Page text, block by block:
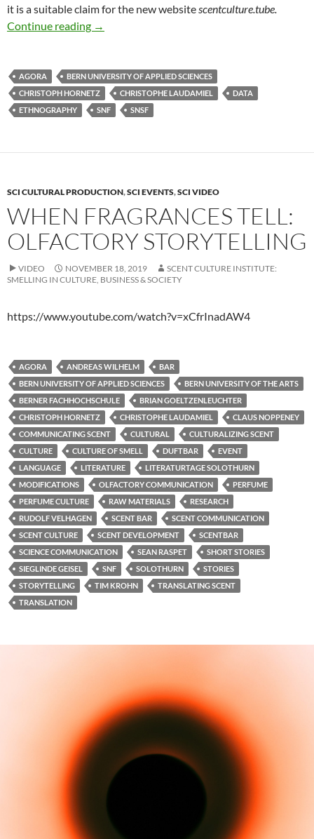
it is a suitable claim for the new websitescentculture.tube.
Continue reading Countdown…
→
AGORA
BERN UNIVERSITY OF APPLIED SCIENCES
CHRISTOPH HORNETZ
CHRISTOPHE LAUDAMIEL
DATA
ETHNOGRAPHY
SNF SNSF
SCI CULTURAL PRODUCTION,SCI EVENTS,SCI VIDEO
WHEN FRAGRANCES TELL:
OLFACTORY STORYTELLING
VIDEO NOVEMBER 18, 2019
SCENT CULTURE INSTITUTE:
SMELLING IN CULTURE, BUSINESS & SOCIETY
https://www.youtube.com/watch?v=xCfrInadAW4
AGORA ANDREAS WILHELM
BAR
BERN UNIVERSITY OF APPLIED SCIENCES
BERN UNIVERSITY OF THE ARTS
BERNER FACHHOCHSCHULE
BRIAN GOELTZENLEUCHTER
CHRISTOPH HORNETZ
CHRISTOPHE LAUDAMIEL
CLAUS NOPPENEY
COMMUNICATING SCENT
CULTURAL
CULTURALIZING SCENT
CULTURE
CULTURE OF SMELL DUFTBAR
EVENT
LANGUAGE
LITERATURE
LITERATURTAGE SOLOTHURN
MODIFICATIONS
OLFACTORY COMMUNICATION
PERFUME
PERFUME CULTURE
RAW MATERIALS
RESEARCH
RUDOLF VELHAGEN
SCENT BAR
SCENT COMMUNICATION
SCENT CULTURE
SCENT DEVELOPMENT
SCENTBAR
SCIENCE COMMUNICATION
SEAN RASPET
SHORT STORIES
SIEGLINDE GEISEL
SNF SOLOTHURN
STORIES
STORYTELLING
TIM KROHN
TRANSLATING SCENT
TRANSLATION